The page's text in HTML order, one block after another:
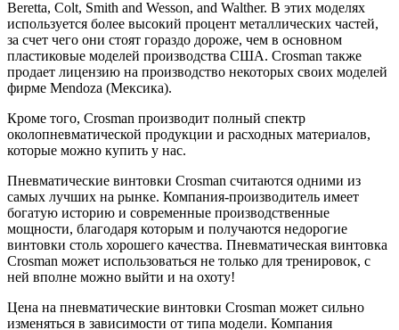
Beretta, Colt, Smith and Wesson, and Walther. В этих моделях
используется более высокий процент металлических частей,
за счет чего они стоят гораздо дороже, чем в основном
пластиковые моделей производства США. Crosman также
продает лицензию на производство некоторых своих моделей
фирме Mendoza (Мексика).
Кроме того, Crosman производит полный спектр
околопневматической продукции и расходных материалов,
которые можно купить у нас.
Пневматические винтовки Crosman считаются одними из
самых лучших на рынке. Компания-производитель имеет
богатую историю и современные производственные
мощности, благодаря которым и получаются недорогие
винтовки столь хорошего качества. Пневматическая винтовка
Crosman может использоваться не только для тренировок, с
ней вполне можно выйти и на охоту!
Цена на пневматические винтовки Crosman может сильно
изменяться в зависимости от типа модели. Компания